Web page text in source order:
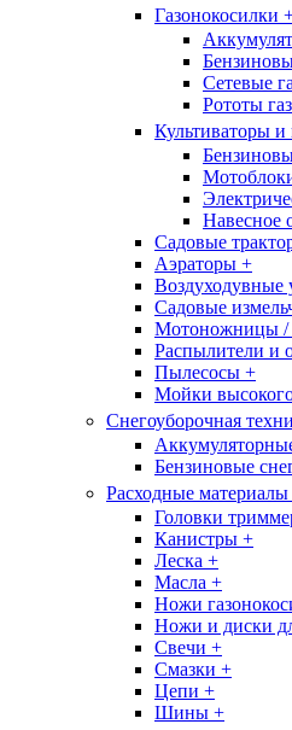
Газонокосилки
Сетевые
Рототы
Культиваторы
Навесное
Садовые
Аэраторы +
Воздуходувные
Садовые
Мотоножницы /
Распылители и
Пылесосы +
Мойки
Снегоуборочная
Бензиновые
Расходные
Головки
Канистры +
Леска +
Масла +
Ножи
Ножи и диски
Свечи +
Смазки +
Цепи +
Шины +